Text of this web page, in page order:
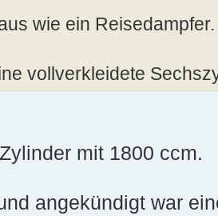
wie ein Reisedampfer.
vollverkleidete
mit 1800 ccm.
angekündigt war